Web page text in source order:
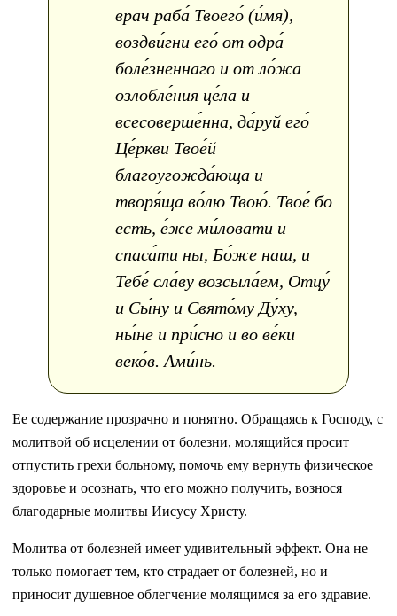
врач раба́ Твоего́ (и́мя),
воздви́гни его́ от одра́
боле́зненнаго и от ло́жа
озлобле́ния це́ла и
всесоверше́нна, да́руй его́
Це́ркви Твое́й
благоугожда́юща и
творя́ща во́лю Твою́. Твое́ бо
есть, е́же ми́ловати и
спаса́ти ны, Бо́же наш, и
Тебе́ сла́ву возсыла́ем, Отцу́
и Сы́ну и Свято́му Ду́ху,
ны́не и при́сно и во ве́ки
веко́в. Ами́нь.
Ее содержание прозрачно и понятно. Обращаясь к Господу, с
молитвой об исцелении от болезни, молящийся просит
отпустить грехи больному, помочь ему вернуть физическое
здоровье и осознать, что его можно получить, вознося
благодарные молитвы Иисусу Христу.
Молитва от болезней имеет удивительный эффект. Она не
только помогает тем, кто страдает от болезней, но и
приносит душевное облегчение молящимся за его здравие.